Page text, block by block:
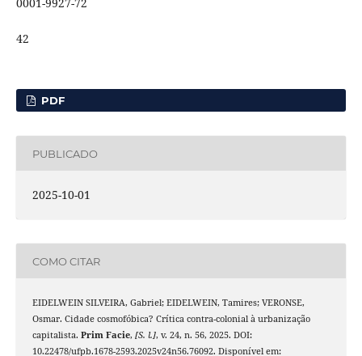
42
PDF
PUBLICADO
2025-10-01
COMO CITAR
EIDELWEIN SILVEIRA, Gabriel; EIDELWEIN, Tamires; VERONSE,
Osmar. Cidade cosmofóbica? Crítica contra-colonial à urbanização
capitalista. Prim Facie, [S. l.], v. 24, n. 56, 2025. DOI:
10.22478/ufpb.1678-2593.2025v24n56.76092. Disponível em: